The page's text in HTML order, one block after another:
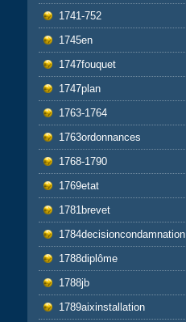
1741-752
1745en
1747fouquet
1747plan
1763-1764
1763ordonnances
1768-1790
1769etat
1781brevet
1784decisioncondamnation
1788diplôme
1788jb
1789aixinstallation